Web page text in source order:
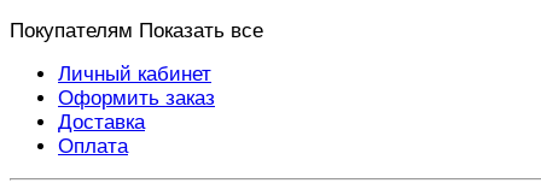
Покупателям Показать все
Личный кабинет
Оформить заказ
Доставка
Оплата